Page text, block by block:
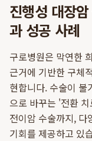
진행성 대장
과 성공 사례
구로병원은 막연한
근거에 기반한 구체
현합니다. 수술이 불
으로 바꾸는 '전환
전이암 수술까지, 다
기회를 제공하고 있